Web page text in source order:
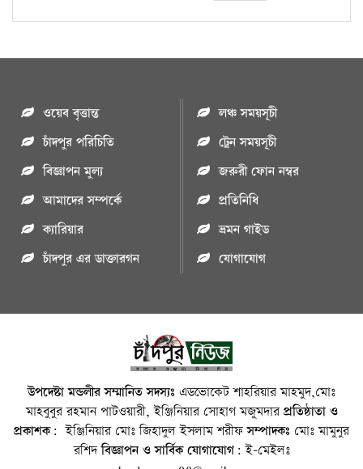
ওয়েব বৃত্তান্ত
চাঁদপুর পরিচিতি
বিজ্ঞাপন মুল্য
আমাদের সম্পর্কে
ক্যারিয়ার
চাঁদপুর এর ডাক্তারগন
লঞ্চ সময়সূচী
ট্রেন সময়সূচী
জরুরী ফোন নম্বর
প্রতিনিধি
ভ্রমন গাইড
যোগাযোগ
উপদেষ্টা মন্ডলীর সম্মানিত সদস্যঃ এডভোকেট শাহরিয়ার মাহমুদ,মোঃ
মাহবুবুর রহমান পাটওয়ারী, ইঞ্জিনিয়ার সোহাগ মজুমদারপ্রতিষ্ঠাতা ও
প্রকাশক: ইঞ্জিনিয়ার মোঃ জিহাদুল ইসলাম শরীফসম্পাদকঃ মোঃ মামুনুর
রশিদবিজ্ঞাপন ও সার্বিক যোগাযোগ: ই-মেইলঃ